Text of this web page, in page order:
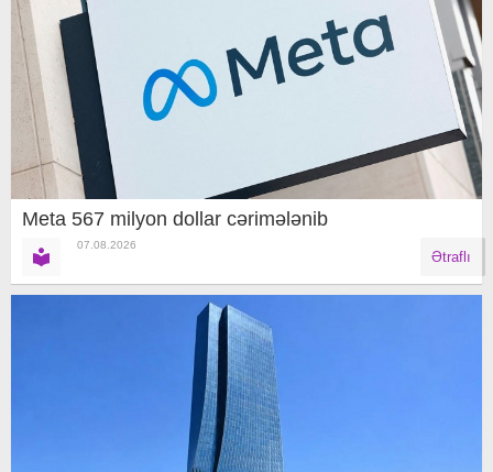
Meta 567 milyon dollar cərimələnib
07.08.2026
Ətraflı